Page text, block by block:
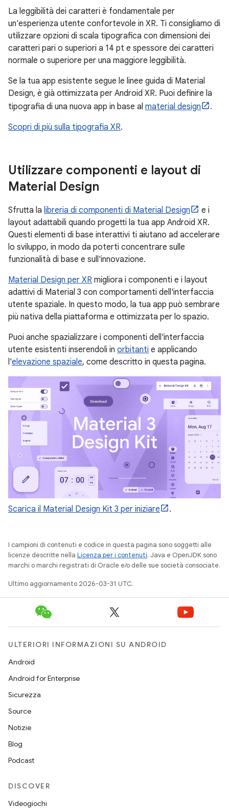
La leggibilità dei caratteri è fondamentale per
un'esperienza utente confortevole in XR. Ti consigliamo di
utilizzare opzioni di scala tipografica con dimensioni dei
caratteri pari o superiori a 14 pt e spessore dei caratteri
normale o superiore per una maggiore leggibilità.
Se la tua app esistente segue le linee guida di Material
Design, è già ottimizzata per Android XR. Puoi definire la
tipografia di una nuova app in base al material design
.
Scopri di più sulla tipografia XR.
Utilizzare componenti e layout di
Material Design
Sfrutta la libreria di componenti di Material Design
e i
layout adattabili quando progetti la tua app Android XR.
Questi elementi di base interattivi ti aiutano ad accelerare
lo sviluppo, in modo da poterti concentrare sulle
funzionalità di base e sull'innovazione.
Material Design per XR migliora i componenti e i layout
adattivi di Material 3 con comportamenti dell'interfaccia
utente spaziale. In questo modo, la tua app può sembrare
più nativa della piattaforma e ottimizzata per lo spazio.
Puoi anche spazializzare i componenti dell'interfaccia
utente esistenti inserendoli in orbitanti e applicando
l'elevazione spaziale, come descritto in questa pagina.
Scarica il Material Design Kit 3 per iniziare .
I campioni di contenuti e codice in questa pagina sono soggetti alle
licenze descritte nella Licenza per i contenuti. Java e OpenJDK sono
marchi o marchi registrati di Oracle e/o delle sue società consociate.
Ultimo aggiornamento 2026-03-31 UTC.
ULTERIORI INFORMAZIONI SU ANDROID
Android
Android for Enterprise
Sicurezza
Source
Notizie
Blog
Podcast
DISCOVER
Videogiochi